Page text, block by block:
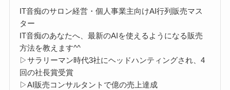
IT音痴のサロン経営・個人事業主向けAI行列販売マス
ター
IT音痴のあなたへ、最新のAIを使えるようになる販売
方法を教えます^^
▷サラリーマン時代3社にヘッドハンティングされ、4
回の社長賞受賞
▷AI販売コンサルタントで億の売上達成